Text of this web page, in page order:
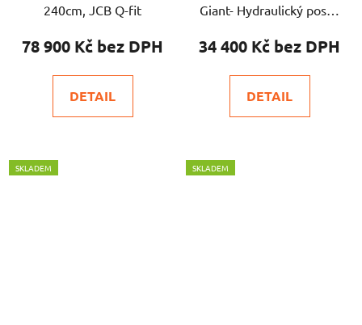
240cm, JCB Q-fit
78 900 Kč
DETAIL
Giant- Hydraulický posuv
34 400 Kč
DETAIL
SKLADEM SKLADEM